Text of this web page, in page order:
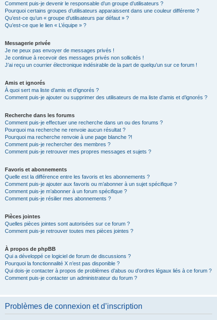
Comment puis-je devenir le responsable d’un groupe d’utilisateurs ?
Pourquoi certains groupes d’utilisateurs apparaissent dans une couleur différente ?
Qu’est-ce qu’un « groupe d’utilisateurs par défaut » ?
Qu’est-ce que le lien « L’équipe » ?
Messagerie privée
Je ne peux pas envoyer de messages privés !
Je continue à recevoir des messages privés non sollicités !
J’ai reçu un courrier électronique indésirable de la part de quelqu’un sur ce forum !
Amis et ignorés
À quoi sert ma liste d’amis et d’ignorés ?
Comment puis-je ajouter ou supprimer des utilisateurs de ma liste d’amis et d’ignorés ?
Recherche dans les forums
Comment puis-je effectuer une recherche dans un ou des forums ?
Pourquoi ma recherche ne renvoie aucun résultat ?
Pourquoi ma recherche renvoie à une page blanche ?!
Comment puis-je rechercher des membres ?
Comment puis-je retrouver mes propres messages et sujets ?
Favoris et abonnements
Quelle est la différence entre les favoris et les abonnements ?
Comment puis-je ajouter aux favoris ou m’abonner à un sujet spécifique ?
Comment puis-je m’abonner à un forum spécifique ?
Comment puis-je résilier mes abonnements ?
Pièces jointes
Quelles pièces jointes sont autorisées sur ce forum ?
Comment puis-je retrouver toutes mes pièces jointes ?
À propos de phpBB
Qui a développé ce logiciel de forum de discussions ?
Pourquoi la fonctionnalité X n’est pas disponible ?
Qui dois-je contacter à propos de problèmes d’abus ou d’ordres légaux liés à ce forum ?
Comment puis-je contacter un administrateur du forum ?
Problèmes de connexion et d’inscription